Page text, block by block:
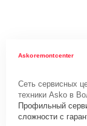
Askoremontcenter
Сеть сервисных
техники Asko в
Профильный
сложности с